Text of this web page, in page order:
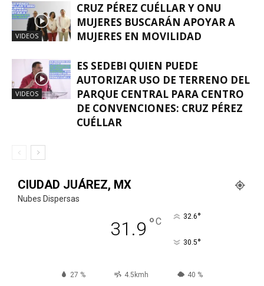
VIDEOS
CRUZ PÉREZ CUÉLLAR Y ONU
MUJERES BUSCARÁN APOYAR A
MUJERES EN MOVILIDAD
VIDEOS
ES SEDEBI QUIEN PUEDE
AUTORIZAR USO DE TERRENO DEL
PARQUE CENTRAL PARA CENTRO
DE CONVENCIONES: CRUZ PÉREZ
CUÉLLAR
CIUDAD JUÁREZ, MX
Nubes Dispersas
31.9 °C 32.6°
30.5°
27 % 4.5kmh 40 %